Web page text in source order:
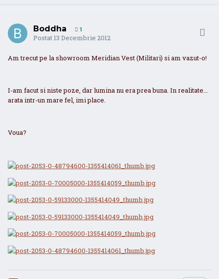
Boddha 1
Postat13 Decembrie 2012
Am trecut pe la showroom Meridian Vest (Militari) si am vazut-o!
I-am facut si niste poze, dar lumina nu era prea buna. In realitate...
arata intr-un mare fel, imi place.
Voua?